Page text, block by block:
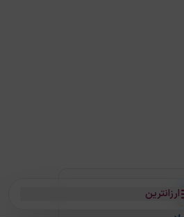
ارزانترین